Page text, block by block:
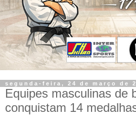
segunda-feira, 24 de março de
Equipes masculinas de
conquistam 14